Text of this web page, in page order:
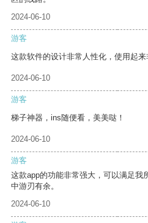
2024-06-10
游客
这款软件的设计非常人性化，使用起来
2024-06-10
游客
梯子神器，ins随便看，美美哒！
2024-06-10
游客
这款app的功能非常强大，可以满足我
中游刃有余。
2024-06-10